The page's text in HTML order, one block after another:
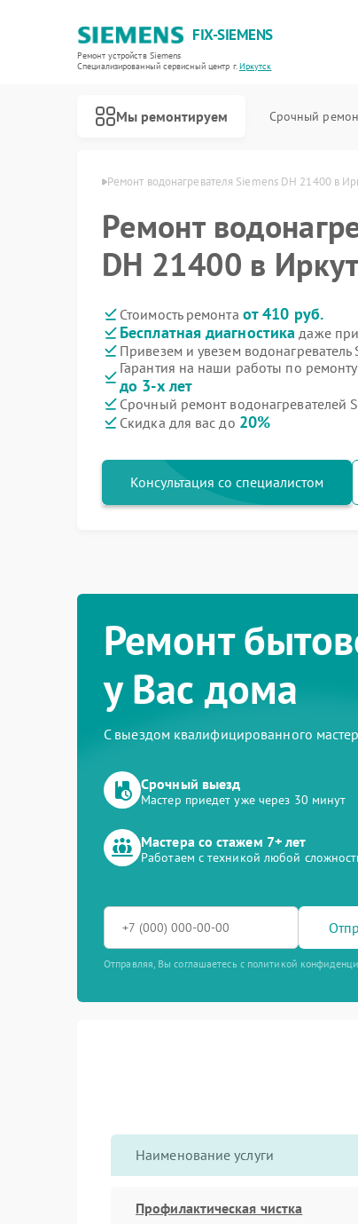
FIX-SIEMENS
Ремонт устройств Siemens
Специализированный cервисный центр г.Иркутск
Мы ремонтируем Срочный
Ремонт водонагревателя Siemens DH 21400 в
Ремонт
DH 21400 в
Стоимость ремонта от 410 руб.
Бесплатная диагностика даже
Привезем и увезем
Гарантия на наши работы по
до 3-х лет
Срочный ремонт водонагревателей
Скидка для вас до 20%
Консультация со специалистом
Ремонт
у Вас дома
С выездом квалифицированного
Срочный выезд
Мастер приедет уже через 30 минут
Мастера со стажем 7+ лет
Работаем с техникой любой
Отправляя, Вы соглашаетесь с политикой
Наименование услуги
Профилактическая чистка